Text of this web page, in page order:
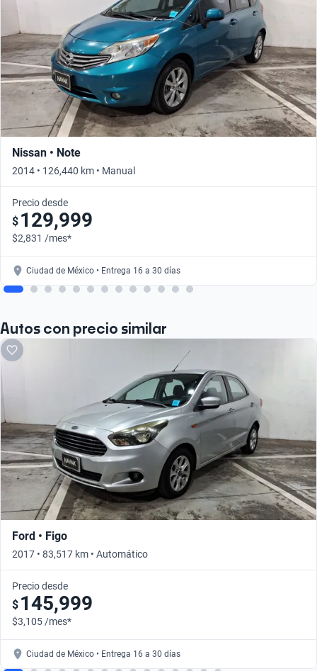
Nissan • Note
2014 • 126,440 km • Manual
Precio desde
$ 129,999
$2,831 /mes*
Ciudad de México • Entrega 16 a 30 días
Autos con precio similar
Ford • Figo
2017 • 83,517 km • Automático
Precio desde
$ 145,999
$3,105 /mes*
Ciudad de México • Entrega 16 a 30 días